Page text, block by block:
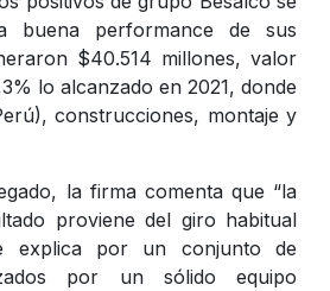
buena performance de sus
$40.514 millones, valor
lo alcanzado en 2021, donde
construcciones, montaje y
la firma comenta que “la
proviene del giro habitual
explica por un conjunto de
por un sólido equipo